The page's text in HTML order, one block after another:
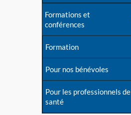
Formations et
conférences
Formation
Pour nos bénévoles
Pour les professionnels de
santé